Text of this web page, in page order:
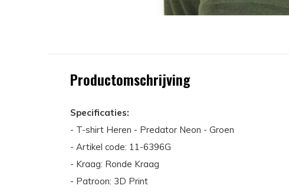
Productomschrijving
Specificaties:
- T-shirt Heren - Predator Neon - Groen
- Artikel code: 11-6396G
- Kraag: Ronde Kraag
- Patroon: 3D Print